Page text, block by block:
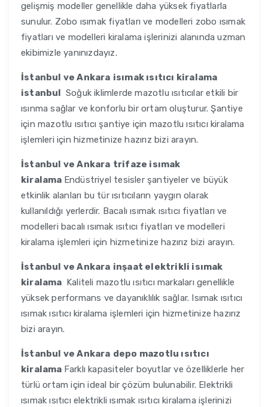
gelişmiş modeller genellikle daha yüksek fiyatlarla
sunulur. Zobo ısımak fiyatları ve modelleri zobo ısımak
fiyatları ve modelleri kiralama işlerinizi alanında uzman
ekibimizle yanınızdayız.
İstanbul ve Ankara isımak ısıtıcı kiralama
istanbul Soğuk iklimlerde mazotlu ısıtıcılar etkili bir
ısınma sağlar ve konforlu bir ortam oluşturur. Şantiye
için mazotlu ısıtıcı şantiye için mazotlu ısıtıcı kiralama
işlemleri için hizmetinize hazırız bizi arayın.
İstanbul ve Ankara trifaze isımak
kiralama Endüstriyel tesisler şantiyeler ve büyük
etkinlik alanları bu tür ısıtıcıların yaygın olarak
kullanıldığı yerlerdir. Bacalı ısımak ısıtıcı fiyatları ve
modelleri bacalı ısımak ısıtıcı fiyatları ve modelleri
kiralama işlemleri için hizmetinize hazırız bizi arayın.
İstanbul ve Ankara inşaat elektrikli isımak
kiralama Kaliteli mazotlu ısıtıcı markaları genellikle
yüksek performans ve dayanıklılık sağlar. Isımak ısıtıcı
ısımak ısıtıcı kiralama işlemleri için hizmetinize hazırız
bizi arayın.
İstanbul ve Ankara depo mazotlu ısıtıcı
kiralama Farklı kapasiteler boyutlar ve özelliklerle her
türlü ortam için ideal bir çözüm bulunabilir. Elektrikli
ısımak ısıtıcı elektrikli ısımak ısıtıcı kiralama işlerinizi